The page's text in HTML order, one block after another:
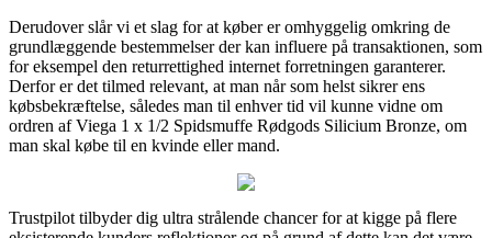
Derudover slår vi et slag for at køber er omhyggelig omkring de
grundlæggende bestemmelser der kan influere på transaktionen, som
for eksempel den returrettighed internet forretningen garanterer.
Derfor er det tilmed relevant, at man når som helst sikrer ens
købsbekræftelse, således man til enhver tid vil kunne vidne om
ordren af Viega 1 x 1/2 Spidsmuffe Rødgods Silicium Bronze, om
man skal købe til en kvinde eller mand.
Trustpilot tilbyder dig ultra strålende chancer for at kigge på flere